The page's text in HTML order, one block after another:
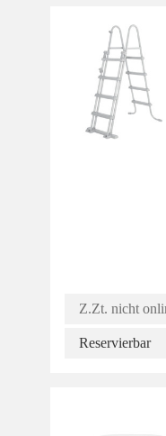
Z.Zt. nicht
Reservierbar